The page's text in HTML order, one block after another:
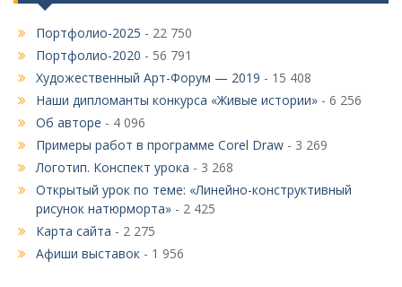
Портфолио-2025 - 22 750
Портфолио-2020 - 56 791
Художественный Арт-Форум — 2019 - 15 408
Наши дипломанты конкурса «Живые истории» - 6 256
Об авторе - 4 096
Примеры работ в программе Corel Draw - 3 269
Логотип. Конспект урока - 3 268
Открытый урок по теме: «Линейно-конструктивный
рисунок натюрморта» - 2 425
Карта сайта - 2 275
Афиши выставок - 1 956